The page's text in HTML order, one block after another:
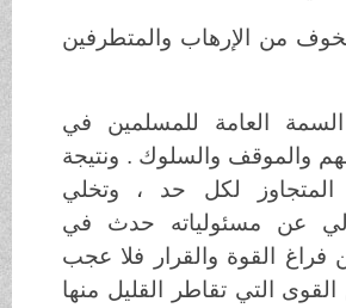
من الإرهاب والمتطرفين
العامة للمسلمين في
والموقف والسلوك . ونتيجة
لكل حد ، وتخلي
عن مسئولياته حدث في
القوة والقرار فلا عجب
التي تقاطر القليل منها